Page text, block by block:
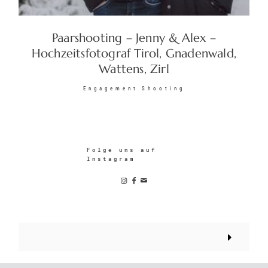
Paarshooting – Jenny & Alex –
Hochzeitsfotograf Tirol, Gnadenwald,
Wattens, Zirl
Engagement Shooting
© 2026 Christoph Graus |
Impressum/Datenschutz/AGB
Sitemap
| +43 (0)677 620 327 74 |
Folge uns auf
Instagram